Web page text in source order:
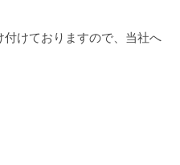
けておりますので、当社へ